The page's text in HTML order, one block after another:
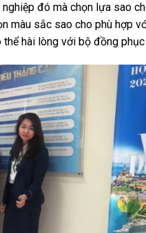
đó mà chọn lựa sao
màu sắc sao cho phù hợp
hài lòng với bộ đồng phục